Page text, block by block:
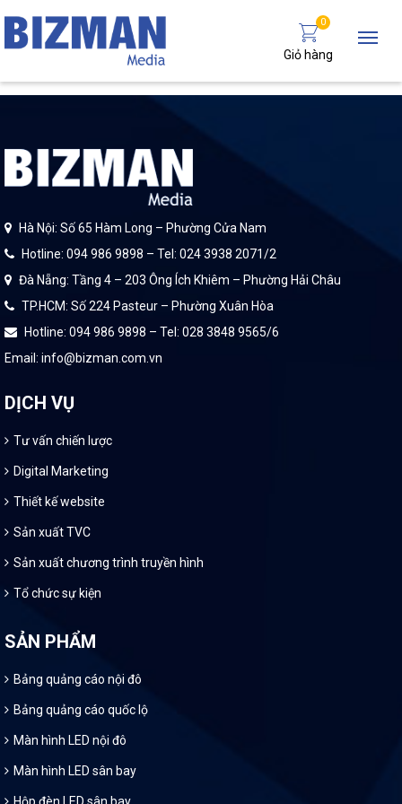
0
Giỏ hàng
Hà Nội: Số 65 Hàm Long – Phường Cửa Nam
Hotline: 094 986 9898 – Tel: 024 3938 2071/2
Đà Nẵng: Tầng 4 – 203 Ông Ích Khiêm – Phường Hải Châu
TP.HCM: Số 224 Pasteur – Phường Xuân Hòa
Hotline: 094 986 9898 – Tel: 028 3848 9565/6
Email: info@bizman.com.vn
DỊCH VỤ
Tư vấn chiến lược
Digital Marketing
Thiết kế website
Sản xuất TVC
Sản xuất chương trình truyền hình
Tổ chức sự kiện
SẢN PHẨM
Bảng quảng cáo nội đô
Bảng quảng cáo quốc lộ
Màn hình LED nội đô
Màn hình LED sân bay